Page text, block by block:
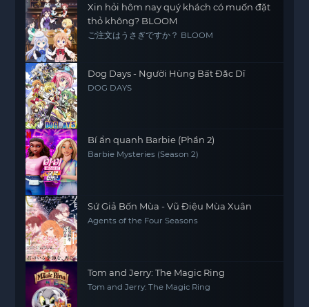
Xin hỏi hôm nay quý khách có muốn đặt
thỏ không? BLOOM
ご注文はうさぎですか？ BLOOM
Dog Days - Người Hùng Bất Đắc Dĩ
DOG DAYS
Bí ẩn quanh Barbie (Phần 2)
Barbie Mysteries (Season 2)
Sứ Giả Bốn Mùa - Vũ Điệu Mùa Xuân
Agents of the Four Seasons
Tom and Jerry: The Magic Ring
Tom and Jerry: The Magic Ring